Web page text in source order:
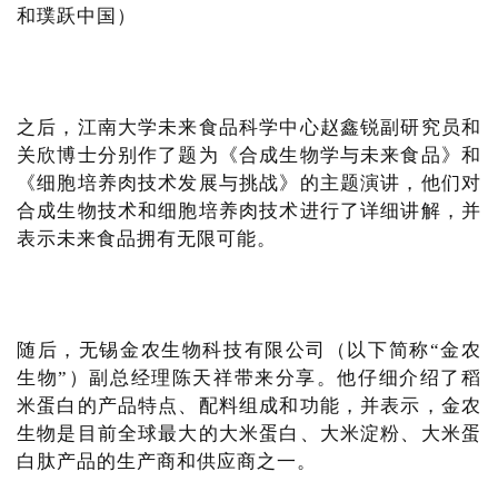
和璞跃中国）
之后，江南大学未来食品科学中心赵鑫锐副研究员和
关欣博士分别作了题为《合成生物学与未来食品》和
《细胞培养肉技术发展与挑战》的主题演讲，他们对
合成生物技术和细胞培养肉技术进行了详细讲解，并
表示未来食品拥有无限可能。
随后，无锡金农生物科技有限公司（以下简称“金农
生物”）副总经理陈天祥带来分享。他仔细介绍了稻
米蛋白的产品特点、配料组成和功能，并表示，金农
生物是目前全球最大的大米蛋白、大米淀粉、大米蛋
白肽产品的生产商和供应商之一。